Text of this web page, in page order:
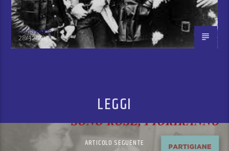
Redazione
28/12/2023
LEGGI
ARTICOLO SEGUENTE